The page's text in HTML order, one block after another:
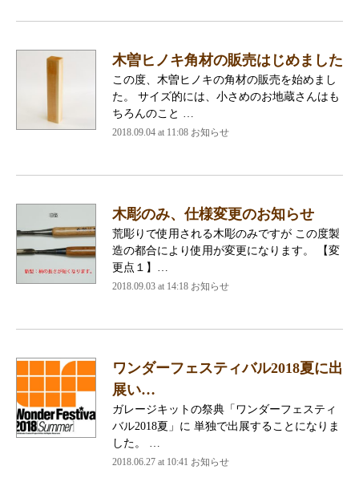
木曽ヒノキ角材の販売はじめました
この度、木曽ヒノキの角材の販売を始めまし
た。 サイズ的には、小さめのお地蔵さんはも
ちろんのこと …
2018.09.04 at 11:08 お知らせ
木彫のみ、仕様変更のお知らせ
荒彫りで使用される木彫のみですが この度製
造の都合により使用が変更になります。 【変
更点１】…
2018.09.03 at 14:18 お知らせ
ワンダーフェスティバル2018夏に出
展い…
ガレージキットの祭典「ワンダーフェスティ
バル2018夏」に 単独で出展することになりま
した。 …
2018.06.27 at 10:41 お知らせ